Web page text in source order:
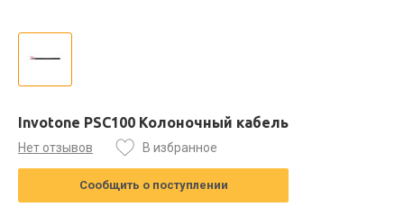
Invotone PSC100 Колоночный кабель
Нет отзывов В избранное
Сообщить о поступлении